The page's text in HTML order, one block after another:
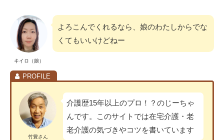
キイロ（娘）
よろこんでくれるなら、娘のわたしからでな
くてもいいけどねー
竹豊さん
介護歴15年以上のプロ！？のじーちゃ
んです。このサイトでは在宅介護・老
老介護の気づきやコツを書いています